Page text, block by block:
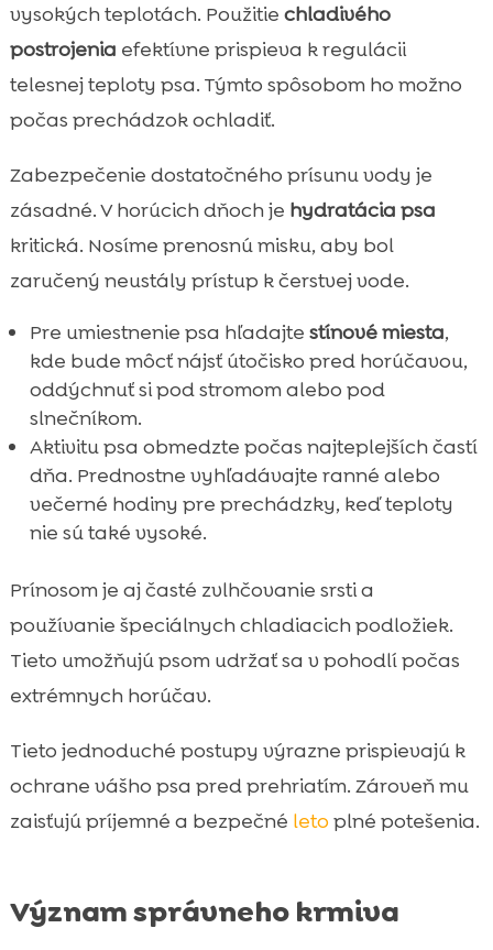
vysokých teplotách. Použitie chladivého
postrojenia efektívne prispieva k regulácii
telesnej teploty psa. Týmto spôsobom ho možno
počas prechádzok ochladiť.
Zabezpečenie dostatočného prísunu vody je
zásadné. V horúcich dňoch je hydratácia psa
kritická. Nosíme prenosnú misku, aby bol
zaručený neustály prístup k čerstvej vode.
Pre umiestnenie psa hľadajte stínové miesta,
kde bude môcť nájsť útočisko pred horúčavou,
oddýchnuť si pod stromom alebo pod
slnečníkom.
Aktivitu psa obmedzte počas najteplejších častí
dňa. Prednostne vyhľadávajte ranné alebo
večerné hodiny pre prechádzky, keď teploty
nie sú také vysoké.
Prínosom je aj časté zvlhčovanie srsti a
používanie špeciálnych chladiacich podložiek.
Tieto umožňujú psom udržať sa v pohodlí počas
extrémnych horúčav.
Tieto jednoduché postupy výrazne prispievajú k
ochrane vášho psa pred prehriatím. Zároveň mu
zaisťujú príjemné a bezpečné leto plné potešenia.
Význam správneho krmiva